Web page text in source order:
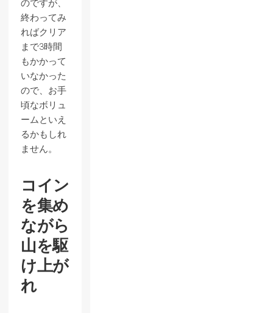
のですが、
終わってみ
ればクリア
まで3時間
もかかって
いなかった
ので、お手
頃なボリュ
ームといえ
るかもしれ
ません。
コイン
を集め
ながら
山を駆
け上が
れ